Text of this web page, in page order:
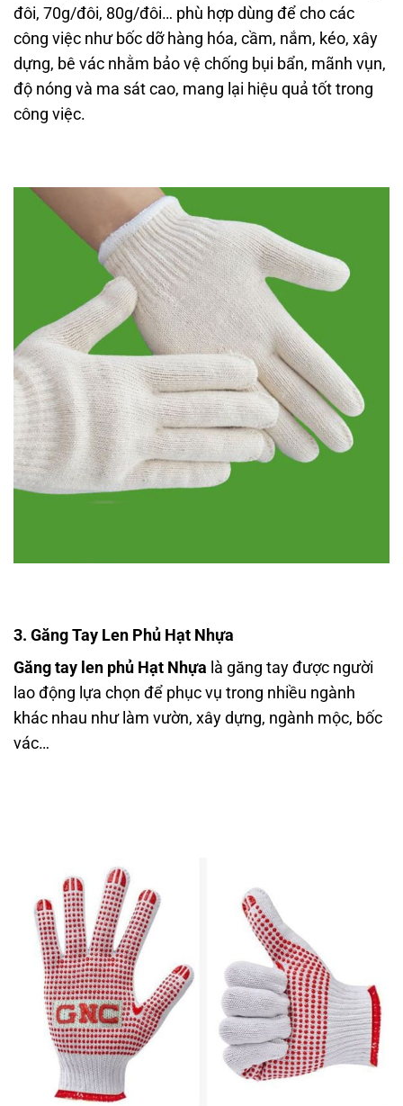
đôi, 70g/đôi, 80g/đôi… phù hợp dùng để cho các
công việc như bốc dỡ hàng hóa, cầm, nắm, kéo, xây
dựng, bê vác nhằm bảo vệ chống bụi bẩn, mãnh vụn,
độ nóng và ma sát cao, mang lại hiệu quả tốt trong
công việc.
3. Găng Tay Len Phủ Hạt Nhựa
Găng tay len phủ Hạt Nhựa là găng tay được người
lao động lựa chọn để phục vụ trong nhiều ngành
khác nhau như làm vườn, xây dựng, ngành mộc, bốc
vác…